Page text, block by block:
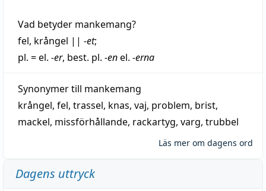
Vad betyder mankemang?
fel, krångel || -et;
pl. = el. -er, best. pl. -enel. -erna
Synonymer till mankemang
krångel, fel, trassel, knas, vaj, problem, brist,
mackel, missförhållande, rackartyg, varg, trubbel
Läs mer om dagens ord
Dagens uttryck